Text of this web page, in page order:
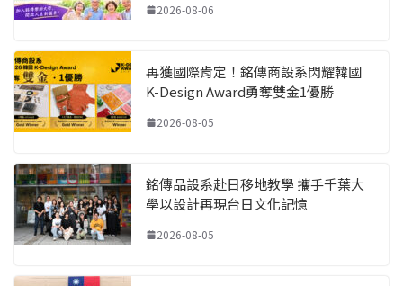
2026-08-06
再獲國際肯定！銘傳商設系閃耀韓國
K-Design Award勇奪雙金1優勝
2026-08-05
銘傳品設系赴日移地教學 攜手千葉大
學以設計再現台日文化記憶
2026-08-05